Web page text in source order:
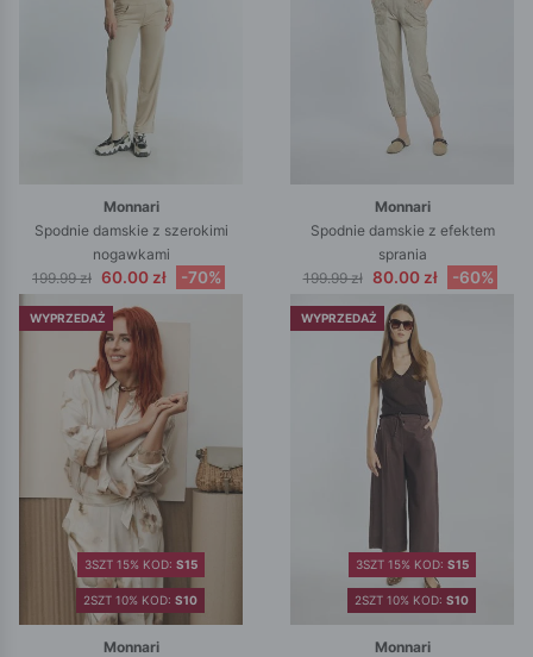
Monnari
Spodnie damskie z szerokimi
nogawkami
199.99 zł 60.00 zł -70%
Monnari
Spodnie damskie z efektem
sprania
199.99 zł 80.00 zł -60%
WYPRZEDAŻ
2SZT 10% KOD: S10
3SZT 15% KOD: S15
Monnari
WYPRZEDAŻ
2SZT 10% KOD: S10
3SZT 15% KOD: S15
Monnari